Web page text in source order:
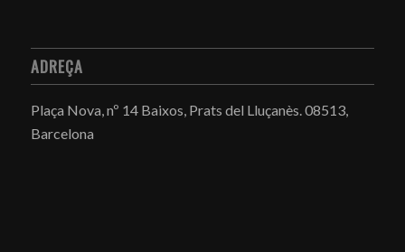
ADREÇA
Plaça Nova, nº 14 Baixos, Prats del Lluçanès.08513,
Barcelona